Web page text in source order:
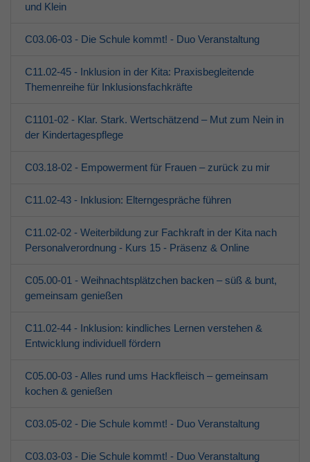
und Klein
C03.06-03 - Die Schule kommt! - Duo Veranstaltung
C11.02-45 - Inklusion in der Kita: Praxisbegleitende
Themenreihe für Inklusionsfachkräfte
C1101-02 - Klar. Stark. Wertschätzend – Mut zum Nein in
der Kindertagespflege
C03.18-02 - Empowerment für Frauen – zurück zu mir
C11.02-43 - Inklusion: Elterngespräche führen
C11.02-02 - Weiterbildung zur Fachkraft in der Kita nach
Personalverordnung - Kurs 15 - Präsenz & Online
C05.00-01 - Weihnachtsplätzchen backen – süß & bunt,
gemeinsam genießen
C11.02-44 - Inklusion: kindliches Lernen verstehen &
Entwicklung individuell fördern
C05.00-03 - Alles rund ums Hackfleisch – gemeinsam
kochen & genießen
C03.05-02 - Die Schule kommt! - Duo Veranstaltung
C03.03-03 - Die Schule kommt! - Duo Veranstaltung